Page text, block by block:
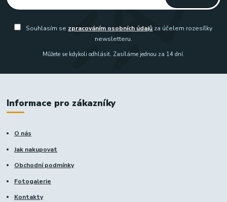
Souhlasím se zpracováním osobních údajů za účelem rozesílky
newsletteru.
Můžete se kdykoli odhlásit. Zasíláme jednou za 14 dní.
Informace pro zákazníky
O nás
Jak nakupovat
Obchodní podmínky
Fotogalerie
Kontakty